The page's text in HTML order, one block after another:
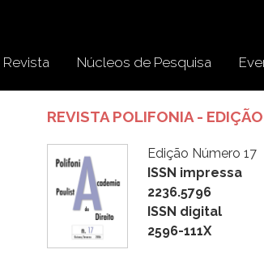
Revista Núcleos de Pesquisa
REVISTA POLIFONIA -
Edição Número 17
ISSN impressa
2236.5796
ISSN digital
2596-111X